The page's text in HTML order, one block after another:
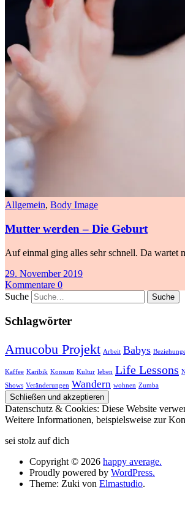
Allgemein, Body Image
Mutter werden – Die Geburt
Auf einmal ging alles sehr schnell. Da wartet
29. November 2019
Kommentare 0
Suche
Schlagwörter
Amucobu Projekt Arbeit Babys
Kaffee Karibik Konsum Kultur leben Life Lessons
Shows Veränderungen Wandern wohnen Zumba
Datenschutz & Cookies: Diese Website
Weitere Informationen, beispielsweise zur
sei stolz auf dich
Copyright © 2026 happy average.
Proudly powered by WordPress.
Theme: Zuki von Elmastudio.